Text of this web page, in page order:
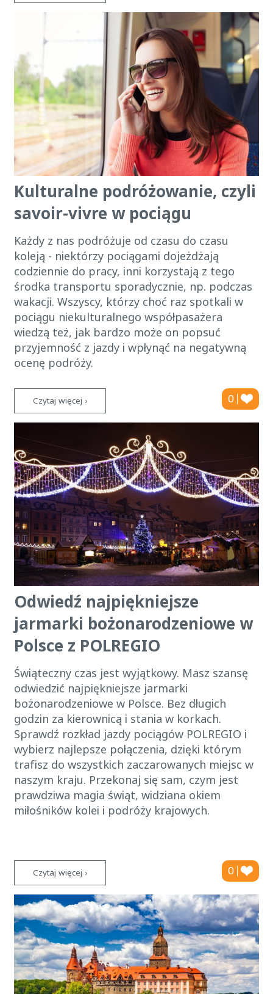
Kulturalne podróżowanie, czyli
savoir-vivre w pociągu
Każdy z nas podróżuje od czasu do czasu
koleją - niektórzy pociągami dojeżdżają
codziennie do pracy, inni korzystają z tego
środka transportu sporadycznie, np. podczas
wakacji. Wszyscy, którzy choć raz spotkali w
pociągu niekulturalnego współpasażera
wiedzą też, jak bardzo może on popsuć
przyjemność z jazdy i wpłynąć na negatywną
ocenę podróży.
Czytaj więcej › 0
Odwiedź najpiękniejsze
jarmarki bożonarodzeniowe w
Polsce z POLREGIO
Świąteczny czas jest wyjątkowy. Masz szansę
odwiedzić najpiękniejsze jarmarki
bożonarodzeniowe w Polsce. Bez długich
godzin za kierownicą i stania w korkach.
Sprawdź rozkład jazdy pociągów POLREGIO i
wybierz najlepsze połączenia, dzięki którym
trafisz do wszystkich zaczarowanych miejsc w
naszym kraju. Przekonaj się sam, czym jest
prawdziwa magia świąt, widziana okiem
miłośników kolei i podróży krajowych.
Czytaj więcej › 0